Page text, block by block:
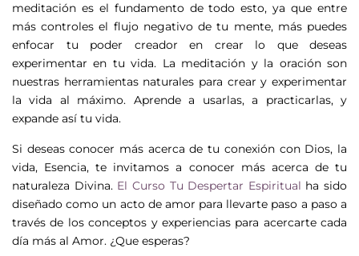
meditación es el fundamento de todo esto, ya que entre
más controles el flujo negativo de tu mente, más puedes
enfocar tu poder creador en crear lo que deseas
experimentar en tu vida. La meditación y la oración son
nuestras herramientas naturales para crear y experimentar
la vida al máximo. Aprende a usarlas, a practicarlas, y
expande así tu vida.
Si deseas conocer más acerca de tu conexión con Dios, la
vida, Esencia, te invitamos a conocer más acerca de tu
naturaleza Divina. El Curso Tu Despertar Espiritual ha sido
diseñado como un acto de amor para llevarte paso a paso a
través de los conceptos y experiencias para acercarte cada
día más al Amor. ¿Que esperas?